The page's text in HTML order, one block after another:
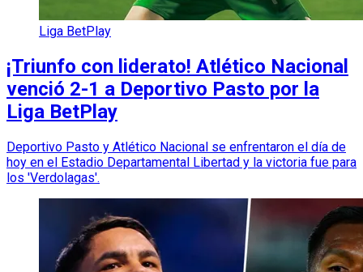
Liga BetPlay
¡Triunfo con liderato! Atlético Nacional
venció 2-1 a Deportivo Pasto por la
Liga BetPlay
Deportivo Pasto y Atlético Nacional se enfrentaron el día de
hoy en el Estadio Departamental Libertad y la victoria fue para
los 'Verdolagas'.